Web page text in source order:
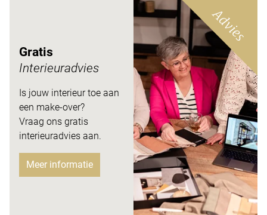
Gratis
Interieuradvies
Is jouw interieur toe aan
een make-over?
Vraag ons gratis
interieuradvies aan.
Meer informatie
Advies